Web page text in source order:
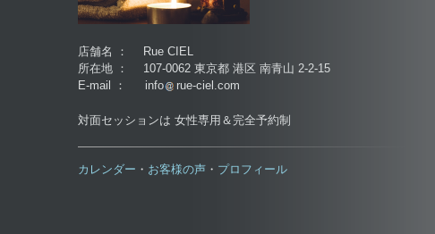
店舗名 ： Rue CIEL
所在地 ： 107-0062 東京都 港区 南青山 2-2-15
E-mail ： info
rue-ciel.com
対面セッションは 女性専用＆完全予約制
カレンダー ・ お客様の声 ・ プロフィール